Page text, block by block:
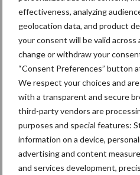
effectiveness, analyzing
geolocation data, and product
your consent will be valid across
change or withdraw your
“Consent Preferences” button
We respect your choices and
with a transparent and secure
third-party vendors are
purposes and special features:
information on a device,
advertising and content
and services development,
markt
Themapagina's
Diergezondheid